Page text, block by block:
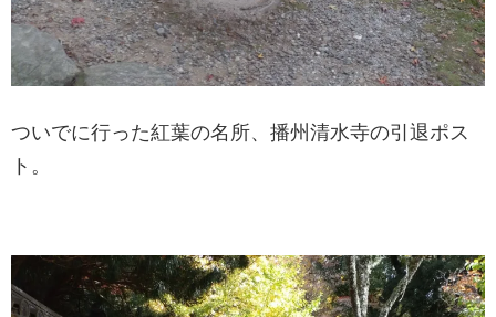
ついでに行った紅葉の名所、播州清水寺の引退ポス
ト。